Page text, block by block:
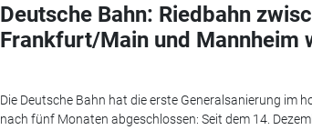
Deutsche Bahn: Riedbahn
Frankfurt/Main und Mannheim
Die Deutsche Bahn hat die erste Generalsanierung im
nach fünf Monaten abgeschlossen: Seit dem 14.